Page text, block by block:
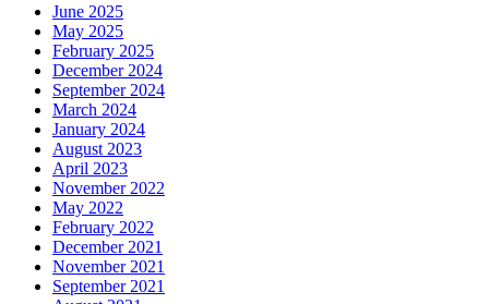
June 2025
May 2025
February 2025
December 2024
September 2024
March 2024
January 2024
August 2023
April 2023
November 2022
May 2022
February 2022
December 2021
November 2021
September 2021